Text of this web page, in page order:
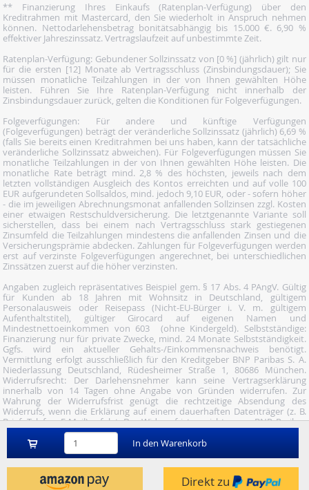
In den Warenkorb
Direkt zu
** Finanzierung Ihres Einkaufs (Ratenplan-Verfügung) über den
Kreditrahmen mit Mastercard, den Sie wiederholt in Anspruch nehmen
können. Nettodarlehensbetrag bonitätsabhängig bis 15.000 €. 6,90 %
effektiver Jahreszinssatz. Vertragslaufzeit auf unbestimmte Zeit.
Ratenplan-Verfügung: Gebundener Sollzinssatz von [0 %] (jährlich) gilt nur
für die ersten [12] Monate ab Vertragsschluss (Zinsbindungsdauer); Sie
müssen monatliche Teilzahlungen in der von Ihnen gewählten Höhe
leisten. Führen Sie Ihre Ratenplan-Verfügung nicht innerhalb der
Zinsbindungsdauer zurück, gelten die Konditionen für Folgeverfügungen.
Folgeverfügungen: Für andere und künftige Verfügungen
(Folgeverfügungen) beträgt der veränderliche Sollzinssatz (jährlich) 6,69 %
(falls Sie bereits einen Kreditrahmen bei uns haben, kann der tatsächliche
veränderliche Sollzinssatz abweichen). Für Folgeverfügungen müssen Sie
monatliche Teilzahlungen in der von Ihnen gewählten Höhe leisten. Die
monatliche Rate beträgt mind. 2,8 % des höchsten, jeweils nach dem
letzten vollständigen Ausgleich des Kontos erreichten und auf volle 100
EUR aufgerundeten Sollsaldos, mind. jedoch 9,10 EUR, oder - sofern höher
- die im jeweiligen Abrechnungsmonat anfallenden Sollzinsen zzgl. Kosten
einer etwaigen Restschuldversicherung. Die letztgenannte Variante soll
sicherstellen, dass bei einem nach Vertragsschluss stark gestiegenen
Zinsumfeld die Teilzahlungen mindestens die anfallenden Zinsen und die
Versicherungsprämie abdecken. Zahlungen für Folgeverfügungen werden
erst auf verzinste Folgeverfügungen angerechnet, bei unterschiedlichen
Zinssätzen zuerst auf die höher verzinsten.
Angaben zugleich repräsentatives Beispiel gem. § 17 Abs. 4 PAngV. Gültig
für Kunden ab 18 Jahren mit Wohnsitz in Deutschland, gültigem
Personalausweis oder Reisepass (Nicht-EU-Bürger i. V. m. gültigem
Aufenthaltstitel), gültiger Girocard auf eigenen Namen und
Mindestnettoeinkommen von 603  (ohne Kindergeld). Selbstständige:
Finanzierung nur für private Zwecke, mind. 24 Monate Selbstständigkeit.
Ggfs. wird ein aktueller Gehalts-/Einkommensnachweis benötigt.
Vermittlung erfolgt ausschließlich für den Kreditgeber BNP Paribas S. A.
Niederlassung Deutschland, Rüdesheimer Straße 1, 80686 München.
Widerrufsrecht: Der Darlehensnehmer kann seine Vertragserklärung
innerhalb von 14 Tagen ohne Angabe von Gründen widerrufen. Zur
Wahrung der Widerrufsfrist genügt die rechtzeitige Absendung des
Widerrufs, wenn die Erklärung auf einem dauerhaften Datenträger (z. B.
Brief, Telefax, E-Mail) erfolgt. Der Widerruf ist zu richten an: BNP Paribas
S.A. Niederlassung Deutschland, Wuhanstraße 5, 47051 Duisburg (Fax: 02
03/34 69 54-09; Tel.: 02 03/34 69 54-02; E- Mail:
widerruf@consorsfinanz.de).
Nutze unser Midnight-Shopping und bestelle versandkostenfrei.
Genauere Infos findest du